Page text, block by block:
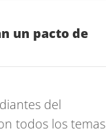
un pacto de
del
todos los temas